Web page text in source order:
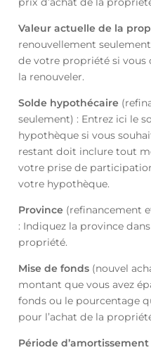
Valeur actuelle de la
renouvellement
de votre propriété si vous
la renouveler.
Solde hypothécaire
seulement) : Entrez ici le
hypothèque si vous
restant doit inclure tout
votre prise de
votre hypothèque.
Province (refinancement
: Indiquez la province
propriété.
Mise de fonds(nouvel
montant que vous avez
fonds ou le pourcentage
pour l’achat de la
Période d’amortissement